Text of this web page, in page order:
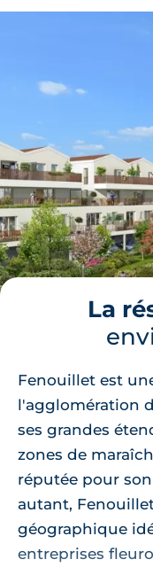
La
Fenouillet est
l'agglomération
ses grandes
zones de
réputée pour
autant,
géographique
entreprises